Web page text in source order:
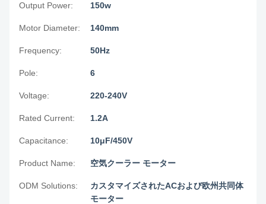
Output Power: 150w
Motor Diameter: 140mm
Frequency: 50Hz
Pole: 6
Voltage: 220-240V
Rated Current: 1.2A
Capacitance: 10μF/450V
Product Name: 空気クーラー モーター
ODM Solutions:
カスタマイズされたACおよび欧州共同体
モーター